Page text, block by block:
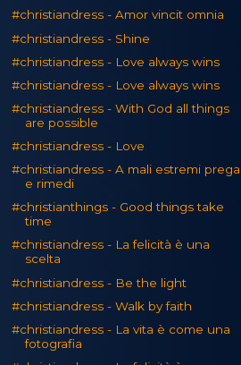
#christiandress - Amor vincit omnia
#christiandress - Shine
#christiandress - Love always wins
#christiandress - Love always wins
#christiandress - With God all things
are possible
#christiandress - Love
#christiandress - A mali estremi prega
e rimedi
#christianthings - Good things take
time
#christiandress - La felicità è una
scelta
#christiandress - Be the light
#christiandress - Walk by faith
#christiandress - La vita è come una
fotografia